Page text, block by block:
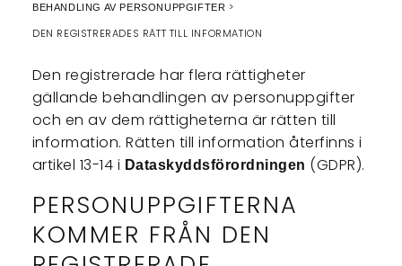
BEHANDLING AV PERSONUPPGIFTER
DEN REGISTRERADES RÄTT TILL INFORMATION
Den registrerade har flera rättigheter
gällande behandlingen av personuppgifter
och en av dem rättigheterna är rätten till
information. Rätten till information återfinns i
artikel 13-14 i Dataskyddsförordningen (GDPR).
PERSONUPPGIFTERNA
KOMMER FRÅN DEN